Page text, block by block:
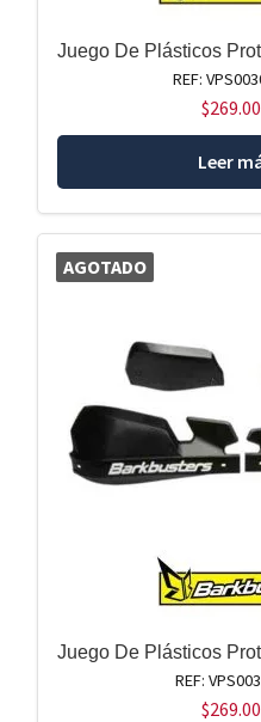
Juego De Plásticos
REF:
$
Leer
AGOTADO
Juego De Plásticos
REF:
$